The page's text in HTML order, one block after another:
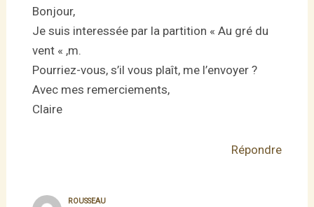
Bonjour,
Je suis interessée par la partition « Au gré du
vent « ,m.
Pourriez-vous, s’il vous plaît, me l’envoyer ?
Avec mes remerciements,
Claire
Répondre
ROUSSEAU